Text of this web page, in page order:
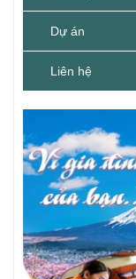
Dự án
Liên hệ